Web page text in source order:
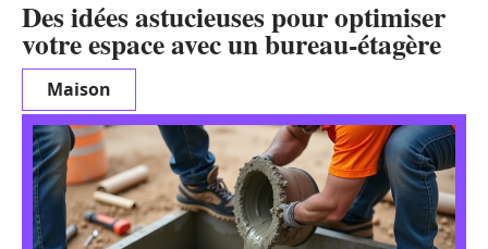
Des idées astucieuses pour optimiser
votre espace avec un bureau-étagère
Maison